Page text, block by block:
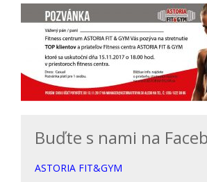
Buďte s nami na
ASTORIA FIT&GYM